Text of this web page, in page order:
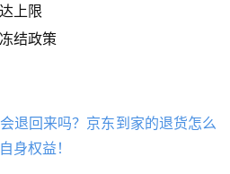
上限
结政策
退回来吗？京东到家的退货怎么
身权益！